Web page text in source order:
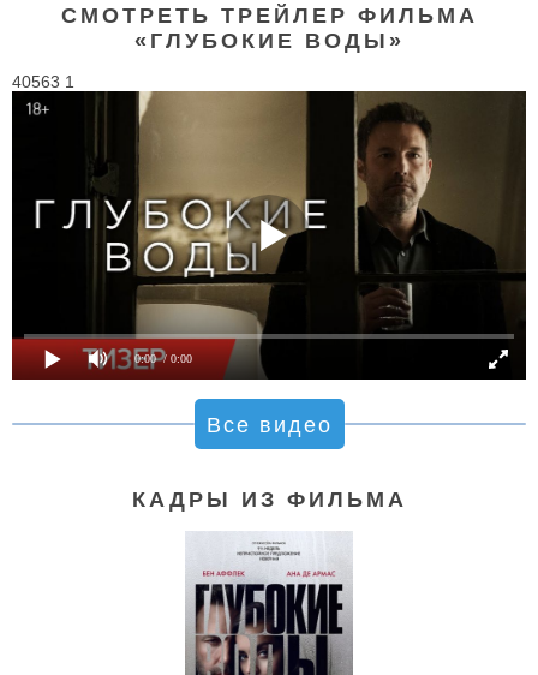
СМОТРЕТЬ ТРЕЙЛЕР ФИЛЬМА
«ГЛУБОКИЕ ВОДЫ»
40563 1
0:00 / 0:00
Все видео
КАДРЫ ИЗ ФИЛЬМА